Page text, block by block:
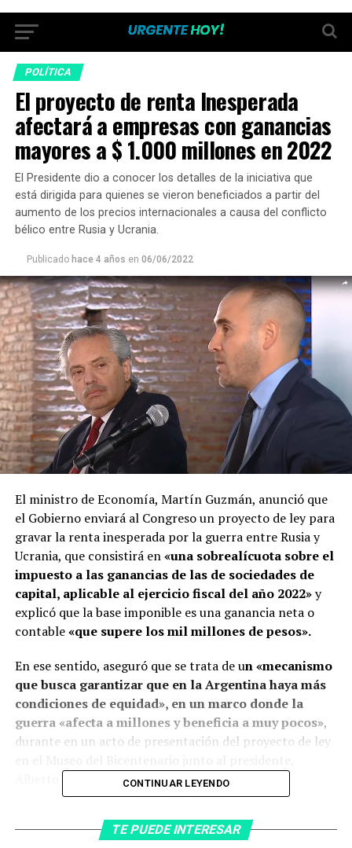
POLÍTICA
El proyecto de renta Inesperada
afectará a empresas con ganancias
mayores a $ 1.000 millones en 2022
El Presidente dio a conocer los detalles de la iniciativa que
está dirigida para quienes se vieron beneficiados a partir del
aumento de los precios internacionales a causa del conflicto
bélico entre Rusia y Ucrania.
Publicado hace 4 años en 06/06/2022
El ministro de Economía, Martín Guzmán, anunció que
el Gobierno enviará al Congreso un proyecto de ley para
gravar la renta inesperada por la guerra entre Rusia y
Ucrania, que consistirá en«una sobrealícuota sobre el
impuesto a las ganancias de las de sociedades de
capital, aplicable al ejercicio fiscal del año 2022»y
explicó que la base imponible es una ganancia neta o
contable«que supere los mil millones de pesos».
En ese sentido, aseguró que se trata de un «mecanismo
que busca garantizar que en la Argentina haya más
condiciones de equidad», en un marco donde la
guerra «afecta a millones y beneficia a muy pocos»,
durante en un acto de presentación del proyecto de ley
Alberto Fernández.CONTINUAR LEYENDO
TE PUEDE INTERESAR